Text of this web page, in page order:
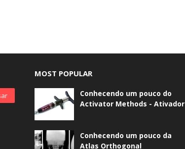
MOST POPULAR
Conhecendo um pouco do
Activator Methods - Ativador
Conhecendo um pouco da
Atlas Orthogonal